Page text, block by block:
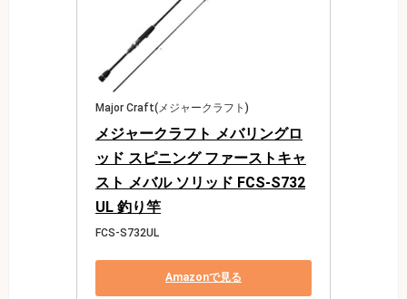
Major Craft(メジャークラフト)
メジャークラフト メバリングロ
ッド スピニング ファーストキャ
スト メバル ソリッド FCS-S732
UL 釣り竿
FCS-S732UL
Amazonで見る